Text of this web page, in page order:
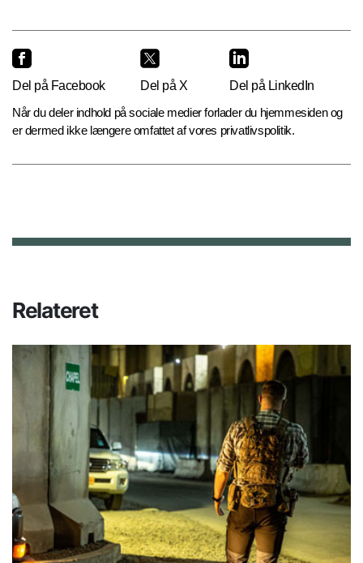
Del på Facebook Del på X
Del på LinkedIn
Når du deler indhold på sociale medier forlader du hjemmesiden og
er dermed ikke længere omfattet af vores privatlivspolitik.
Relateret